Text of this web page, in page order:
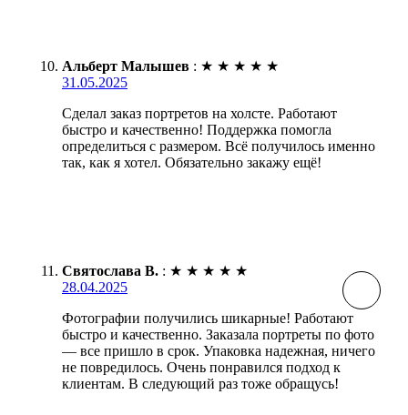
Альберт Малышев : ★ ★ ★ ★ ★
31.05.2025
Сделал заказ портретов на холсте. Работают
быстро и качественно! Поддержка помогла
определиться с размером. Всё получилось именно
так, как я хотел. Обязательно закажу ещё!
Святослава В. : ★ ★ ★ ★ ★
28.04.2025
Фотографии получились шикарные! Работают
быстро и качественно. Заказала портреты по фото
— все пришло в срок. Упаковка надежная, ничего
не повредилось. Очень понравился подход к
клиентам. В следующий раз тоже обращусь!